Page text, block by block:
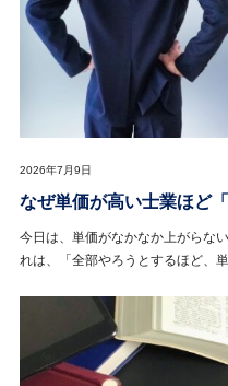
2026年7月9日
なぜ単価が高い士業ほど
今日は、単価がなかなか上がらな
れは、「全部やろうとするほど、